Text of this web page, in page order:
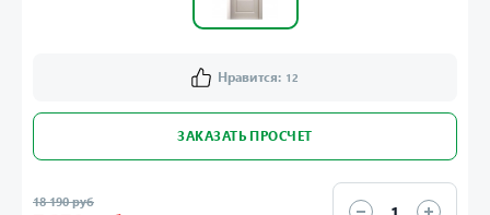
Нравится: 12
ЗАКАЗАТЬ ПРОСЧЕТ
18 190 руб